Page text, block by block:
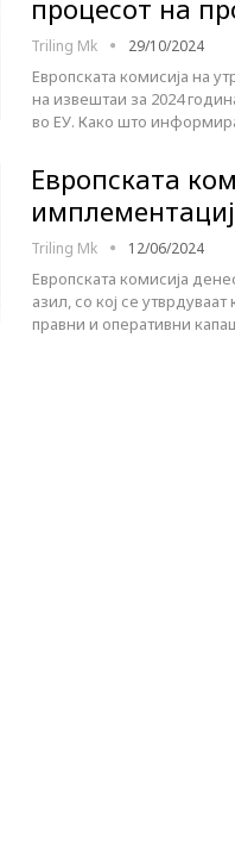
процесот на
Triling Mk 29/10/2024
Европската комисија на
на извештаи за 2024
во ЕУ. Како што
Европската
Triling Mk 12/06/2024
Европската комисија
азил, со кој се
правни и оперативни